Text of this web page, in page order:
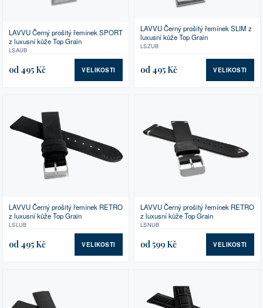
LAVVU Černý prošitý řemínek SPORT
z luxusní kůže Top Grain
LSAUB
od 495 Kč VELIKOSTI
LAVVU Černý prošitý řemínek SLIM z
luxusní kůže Top Grain
LSZUB
od 495 Kč VELIKOSTI
LAVVU Černý prošitý řemínek RETRO
z luxusní kůže Top Grain
LSLUB
od 495 Kč VELIKOSTI
LAVVU Černý prošitý řemínek RETRO
z luxusní kůže Top Grain
LSNUB
od 599 Kč VELIKOSTI